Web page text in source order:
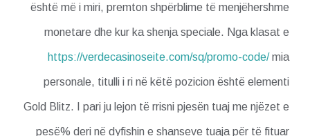
është më i miri, premton shpërblime të menjëhershme
monetare dhe kur ka shenja speciale. Nga klasat e
https://verdecasinoseite.com/sq/promo-code/mia
personale, titulli i ri në këtë pozicion është elementi
Gold Blitz. I pari ju lejon të rrisni pjesën tuaj me njëzet e
pesë% deri në dyfishin e shanseve tuaja për të fituar